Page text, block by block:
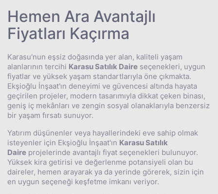
Hemen Ara Avantajlı
Fiyatları Kaçırma
Karasu'nun eşsiz doğasında yer alan, kaliteli yaşam
alanlarının tercihi Karasu Satılık Daire seçenekleri, uygun
fiyatlar ve yüksek yaşam standartlarıyla öne çıkmakta.
Ekşioğlu İnşaat'ın deneyimi ve güvencesi altında hayata
geçirilen projeler, modern tasarımıyla dikkat çeken binası,
geniş iç mekânları ve zengin sosyal olanaklarıyla benzersiz
bir yaşam fırsatı sunuyor.
Yatırım düşünenler veya hayallerindeki eve sahip olmak
isteyenler için Ekşioğlu İnşaat'ın Karasu Satılık
Daire projelerinde avantajlı fiyat seçenekleri bulunuyor.
Yüksek kira getirisi ve değerlenme potansiyeli olan bu
daireler, hemen arayarak ya da yerinde görerek, sizin için
en uygun seçeneği keşfetme imkanı veriyor.